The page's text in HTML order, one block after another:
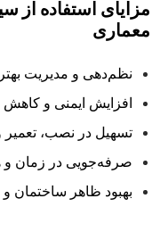
مزایای استفاده از
معماری
نظم‌دهی و مدیریت
افزایش ایمنی و
تسهیل در نصب،
صرفه‌جویی در زمان و
بهبود ظاهر ساختمان